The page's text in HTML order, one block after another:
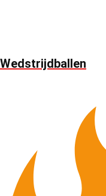
Wedstrijdballen